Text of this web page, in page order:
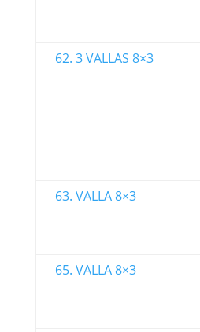
62. 3 VALLAS 8×3
63. VALLA 8×3
65. VALLA 8×3